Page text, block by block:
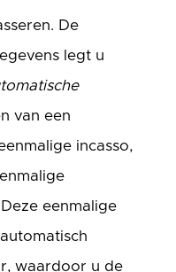
De
legt u
van een
incasso,
eenmalige
waardoor u de